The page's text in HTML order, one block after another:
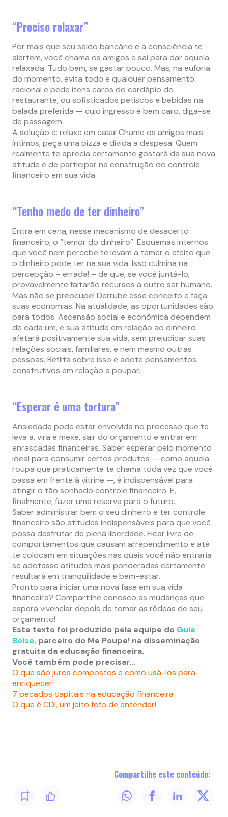
“Preciso relaxar”
Por mais que seu saldo bancário e a consciência te
alertem, você chama os amigos e sai para dar aquela
relaxada. Tudo bem, se gastar pouco. Mas, na euforia
do momento, evita todo e qualquer pensamento
racional e pede itens caros do cardápio do
restaurante, ou sofisticados petiscos e bebidas na
balada preferida — cujo ingresso é bem caro, diga-se
de passagem.
A solução é: relaxe em casa! Chame os amigos mais
íntimos, peça uma pizza e divida a despesa. Quem
realmente te aprecia certamente gostará da sua nova
atitude e de participar na construção do controle
financeiro em sua vida.
“Tenho medo de ter dinheiro”
Entra em cena, nesse mecanismo de desacerto
financeiro, o “temor do dinheiro”. Esquemas internos
que você nem percebe te levam a temer o efeito que
o dinheiro pode ter na sua vida. Isso culmina na
percepção – errada! – de que, se você juntá-lo,
provavelmente faltarão recursos a outro ser humano.
Mas não se preocupe! Derrube esse conceito e faça
suas economias. Na atualidade, as oportunidades são
para todos. Ascensão social e econômica dependem
de cada um, e sua atitude em relação ao dinheiro
afetará positivamente sua vida, sem prejudicar suas
relações sociais, familiares, e nem mesmo outras
pessoas. Reflita sobre isso e adote pensamentos
construtivos em relação a poupar.
“Esperar é uma tortura”
Ansiedade pode estar envolvida no processo que te
leva a, vira e mexe, sair do orçamento e entrar em
enrascadas financeiras. Saber esperar pelo momento
ideal para consumir certos produtos — como aquela
roupa que praticamente te chama toda vez que você
passa em frente à vitrine —, é indispensável para
atingir o tão sonhado controle financeiro. E,
finalmente, fazer uma reserva para o futuro.
Saber administrar bem o seu dinheiro e ter controle
financeiro são atitudes indispensáveis para que você
possa desfrutar de plena liberdade. Ficar livre de
comportamentos que causam arrependimento e até
te colocam em situações nas quais você não entraria
se adotasse atitudes mais ponderadas certamente
resultará em tranquilidade e bem-estar.
Pronto para iniciar uma nova fase em sua vida
financeira? Compartilhe conosco as mudanças que
espera vivenciar depois de tomar as rédeas de seu
orçamento!
Este texto foi produzido pela equipe do Guia
Bolso, parceiro do Me Poupe! na disseminação
gratuita da educação financeira.
Você também pode precisar…
O que são juros compostos e como usá-los para
enriquecer!
7 pecados capitais na educação financeira
O que é CDI, um jeito fofo de entender!
Compartilhe este conteúdo: